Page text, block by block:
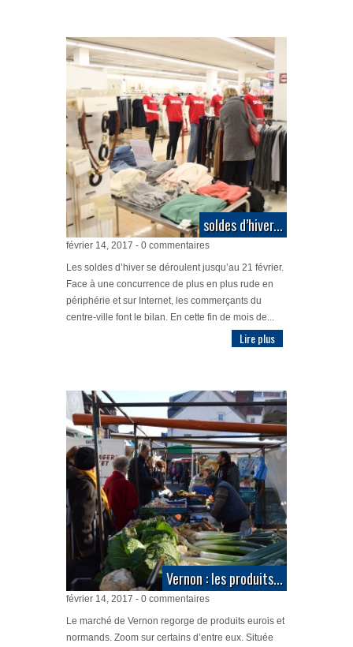
soldes d’hiver...
février 14, 2017 - 0 commentaires
Les soldes d’hiver se déroulent jusqu’au 21 février.
Face à une concurrence de plus en plus rude en
périphérie et sur Internet, les commerçants du
centre-ville font le bilan. En cette fin de mois de...
Lire plus
Vernon : les produits...
février 14, 2017 - 0 commentaires
Le marché de Vernon regorge de produits eurois et
normands. Zoom sur certains d’entre eux. Située